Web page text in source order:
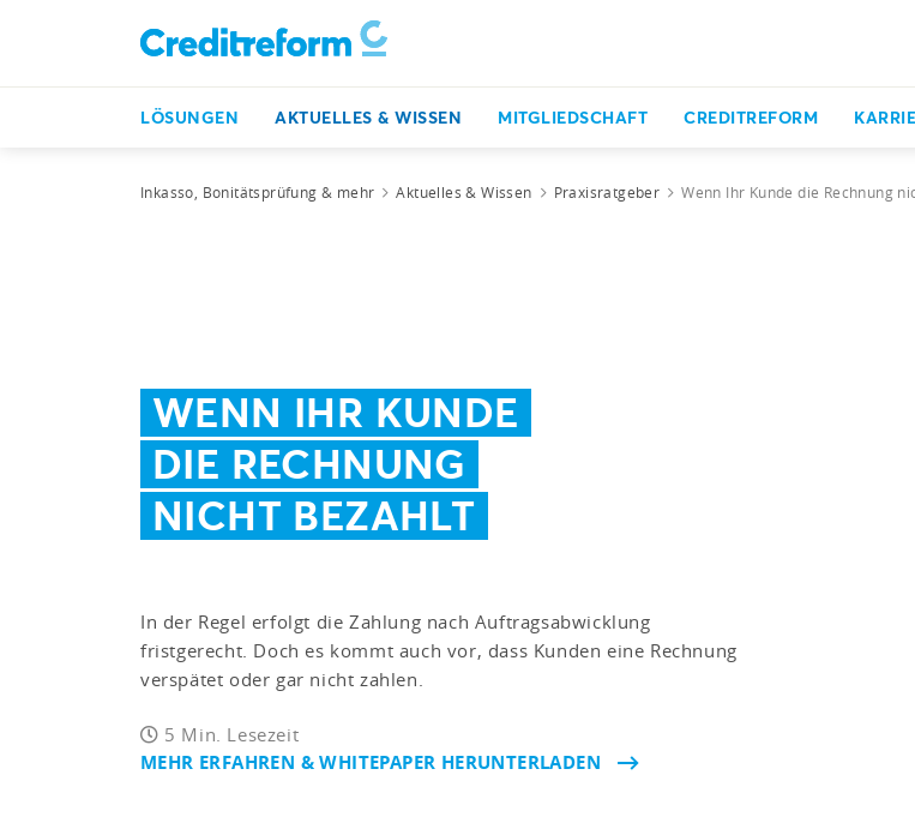
LÖSUNGEN AKTUELLES & WISSEN MITGLIEDSCHAFT CREDITREFORM
Inkasso, Bonitätsprüfung & mehr Aktuelles & Wissen Praxisratgeber Wenn Ihr Kunde die Rechnung
WENN IHR KUNDE
DIE RECHNUNG
NICHT BEZAHLT
In der Regel erfolgt die Zahlung nach Auftragsabwicklung
fristgerecht. Doch es kommt auch vor, dass Kunden eine Rechnung
verspätet oder gar nicht zahlen.
5 Min. Lesezeit
MEHR ERFAHREN & WHITEPAPER HERUNTERLADEN